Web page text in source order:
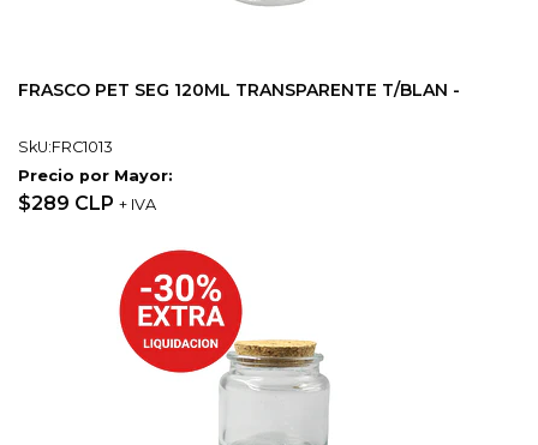
FRASCO PET SEG 120ML TRANSPARENTE T/BLAN -
SkU:FRC1013
Precio por Mayor:
$289 CLP + IVA